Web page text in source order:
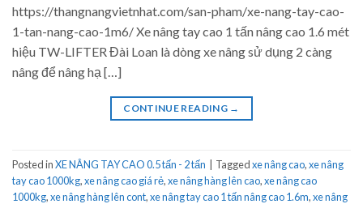
https://thangnangvietnhat.com/san-pham/xe-nang-tay-cao-
1-tan-nang-cao-1m6/ Xe nâng tay cao 1 tấn nâng cao 1.6 mét
hiệu TW-LIFTER Đài Loan là dòng xe nâng sử dụng 2 càng
nâng để nâng hạ […]
CONTINUE READING →
Posted inXE NÂNG TAY CAO 0.5 tấn - 2 tấn | Taggedxe nâng cao,xe nâng
tay cao 1000kg,xe nâng cao giá rẻ,xe nâng hàng lên cao,xe nâng cao
1000kg,xe nâng hàng lên cont,xe nâng tay cao 1 tấn nâng cao 1.6m,xe nâng